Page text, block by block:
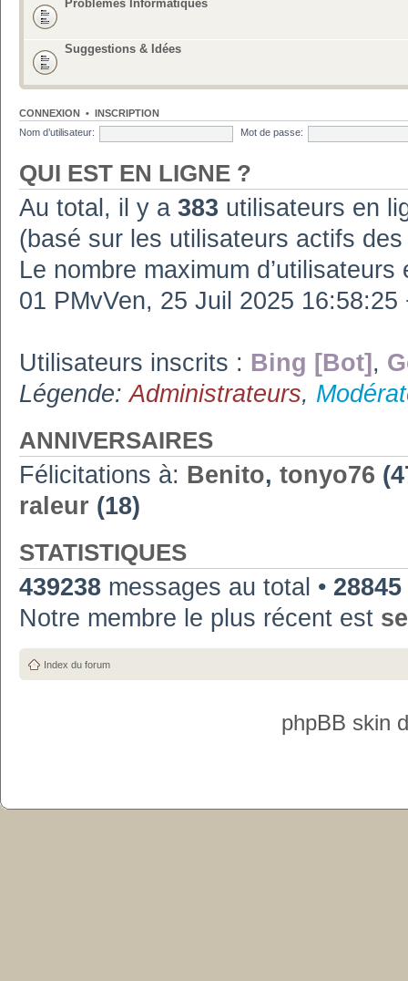
Problèmes Informatiques
Suggestions & Idées
CONNEXION • INSCRIPTION
Nom d’utilisateur:
Mot de passe:
QUI EST EN LIGNE ?
Au total, il y a 383 utilisateurs en
(basé sur les utilisateurs actifs
Le nombre maximum
01 PMvVen, 25 Juil 2025
Utilisateurs inscrits : Bing [Bot] ,
Légende:Administrateurs,
ANNIVERSAIRES
Félicitations à: Benito, tonyo76
raleur (18)
STATISTIQUES
439238 messages au total • 28845
Notre membre le plus récent est
Index du forum
phpBB skin